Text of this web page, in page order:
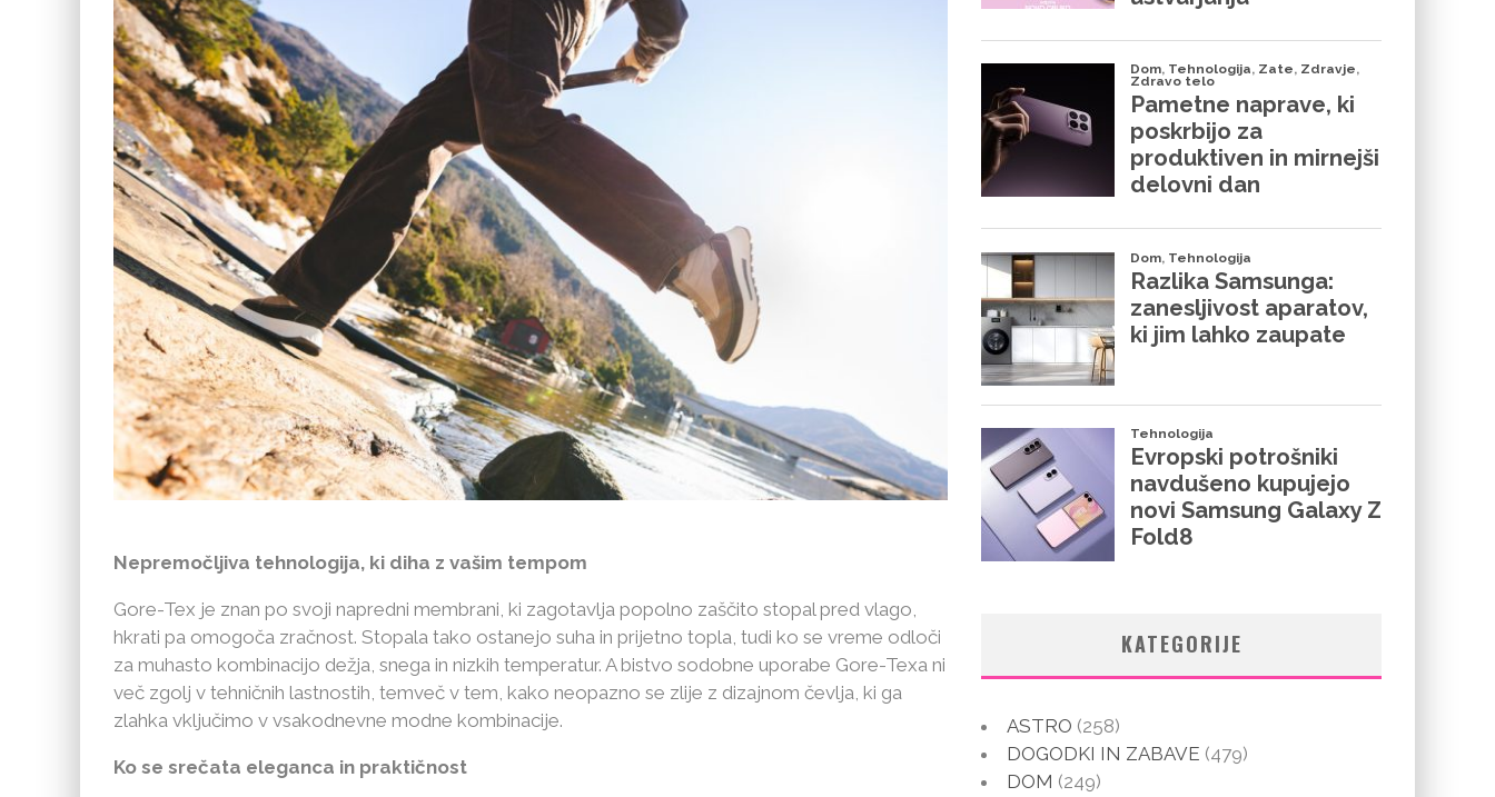
Nepremočljiva tehnologija, ki diha z vašim tempom
Gore-Tex je znan po svoji napredni membrani, ki zagotavlja popolno zaščito stopal pred vlago,
hkrati pa omogoča zračnost. Stopala tako ostanejo suha in prijetno topla, tudi ko se vreme odloči
za muhasto kombinacijo dežja, snega in nizkih temperatur. A bistvo sodobne uporabe Gore-Texa ni
več zgolj v tehničnih lastnostih, temveč v tem, kako neopazno se zlije z dizajnom čevlja, ki ga
zlahka vključimo v vsakodnevne modne kombinacije.
Ko se srečata eleganca in praktičnost
KATEGORIJE
ASTRO (258)
DOGODKI IN ZABAVE (479)
DOM (249)